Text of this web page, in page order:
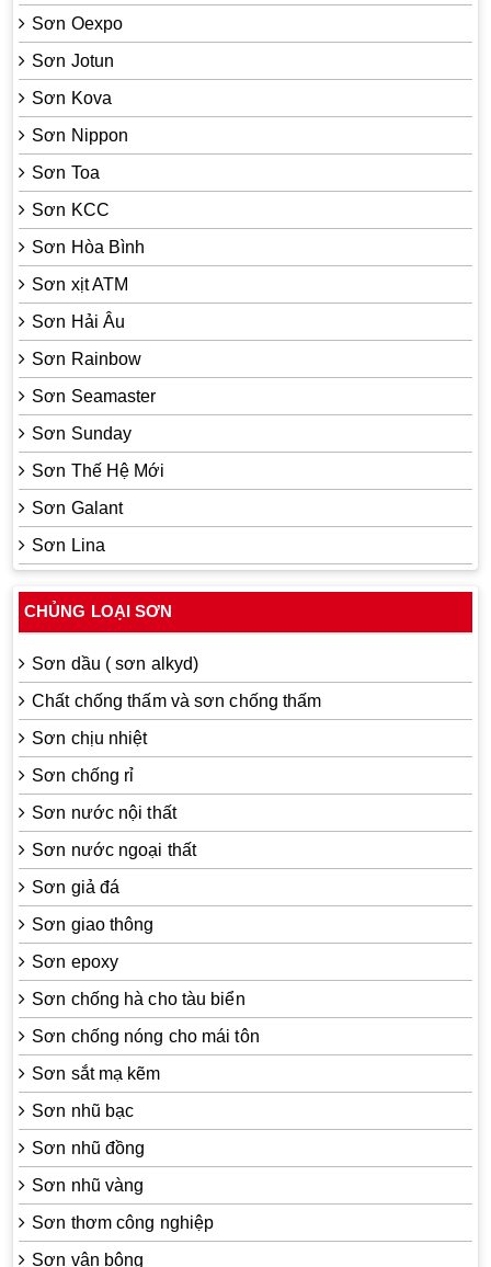
Sơn Oexpo
Sơn Jotun
Sơn Kova
Sơn Nippon
Sơn Toa
Sơn KCC
Sơn Hòa Bình
Sơn xịt ATM
Sơn Hải Âu
Sơn Rainbow
Sơn Seamaster
Sơn Sunday
Sơn Thế Hệ Mới
Sơn Galant
Sơn Lina
CHỦNG LOẠI SƠN
Sơn dầu ( sơn alkyd)
Chất chống thấm và sơn chống thấm
Sơn chịu nhiệt
Sơn chống rỉ
Sơn nước nội thất
Sơn nước ngoại thất
Sơn giả đá
Sơn giao thông
Sơn epoxy
Sơn chống hà cho tàu biển
Sơn chống nóng cho mái tôn
Sơn sắt mạ kẽm
Sơn nhũ bạc
Sơn nhũ đồng
Sơn nhũ vàng
Sơn thơm công nghiệp
Sơn vân bông